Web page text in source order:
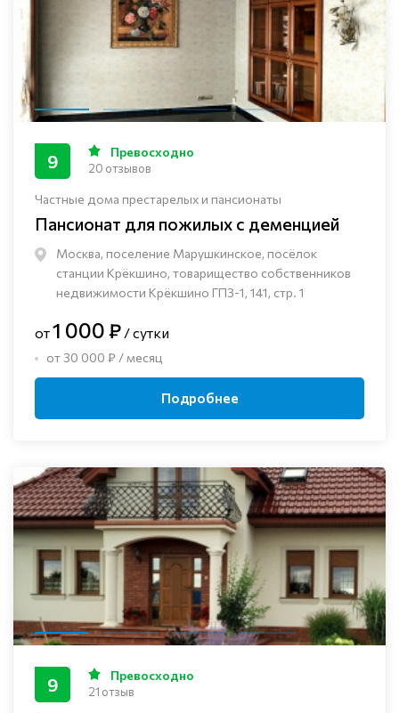
Частные дома престарелых и пансионаты
Пансионат для пожилых с деменцией
Москва, поселение Марушкинское, посёлок
станции Крёкшино, товарищество собственников
недвижимости Крёкшино ГПЗ-1, 141, стр. 1
9 Превосходно
20 отзывов
от1 000 ₽ / сутки
от 30 000 ₽ / месяц
Подробнее
9 Превосходно
21 отзыв